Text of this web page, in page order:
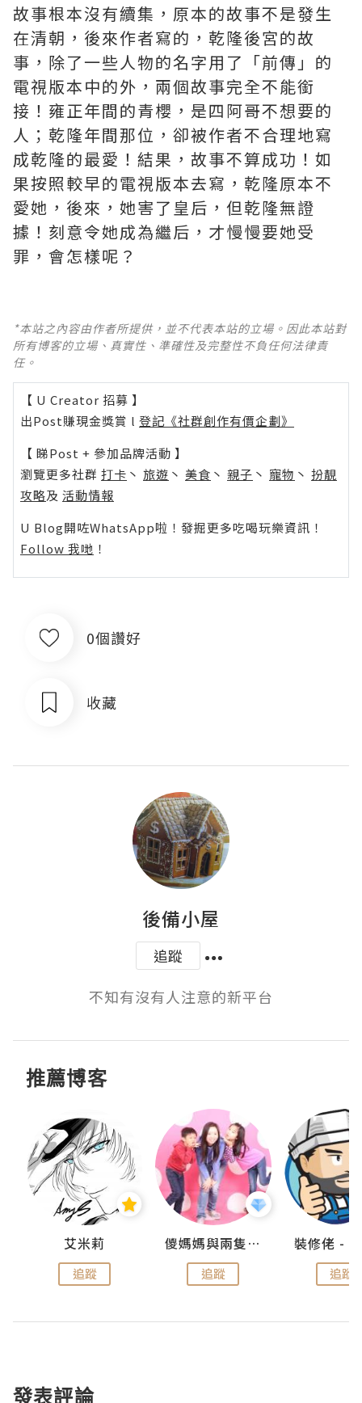
故事根本沒有續集，原本的故事不是發生
在清朝，後來作者寫的，乾隆後宮的故
事，除了一些人物的名字用了「前傳」的
電視版本中的外，兩個故事完全不能銜
接！雍正年間的青櫻，是四阿哥不想要的
人；乾隆年間那位，卻被作者不合理地寫
成乾隆的最愛！結果，故事不算成功！如
果按照較早的電視版本去寫，乾隆原本不
愛她，後來，她害了皇后，但乾隆無證
據！刻意令她成為繼后，才慢慢要她受
罪，會怎樣呢？
*本站之內容由作者所提供，並不代表本站的立場。因此本站對
所有博客的立場、真實性、準確性及完整性不負任何法律責
任。
【 U Creator 招募 】
出Post賺現金獎賞 l 登記《社群創作有價企劃》
【 睇Post + 參加品牌活動 】
瀏覽更多社群 打卡 丶 旅遊 丶 美食 丶 親子 丶 寵物 丶 扮靚
攻略及 活動情報
U Blog開咗WhatsApp啦！發掘更多吃喝玩樂資訊！
Follow 我哋 ！
0個讚好
收藏
後備小屋
追蹤
不知有沒有人注意的新平台
推薦博客
艾米莉
追蹤
儍媽媽與兩隻小魔怪之家
追蹤 追蹤
發表評論